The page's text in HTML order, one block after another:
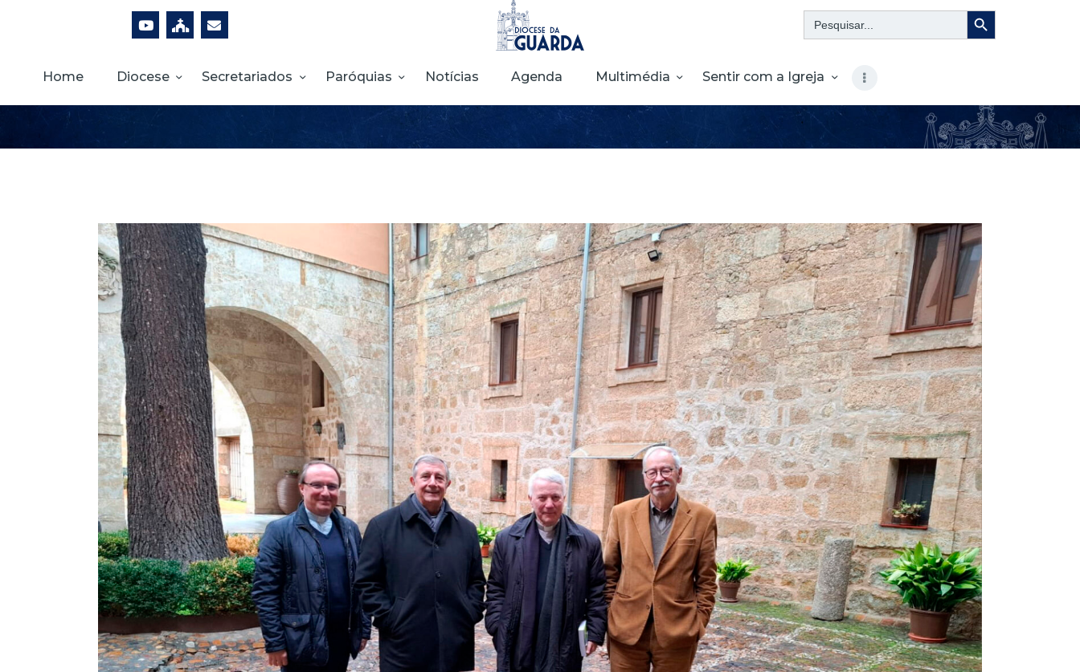
Search
for:
Search Button
Home Diocese Secretariados Paróquias Notícias Agenda Multimédia Sentir com a Igreja
PARÓQUIAS
MULTIMÉDIA
SENTIR COM A
IGREJA
CONTACTOS